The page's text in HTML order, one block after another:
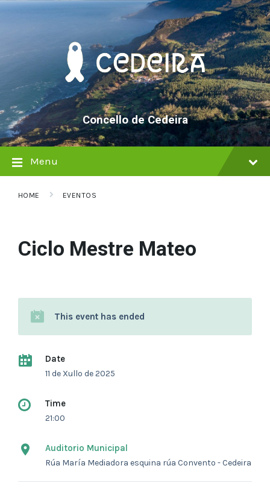
Skip
Skip
Skip
Concello de Cedeira
Menu
HOME EVENTOS
Ciclo Mestre Mateo
This event has ended
Date
11 de Xullo de 2025
Time
21:00
Auditorio Municipal
Rúa María Mediadora esquina rúa Convento - Cedeira